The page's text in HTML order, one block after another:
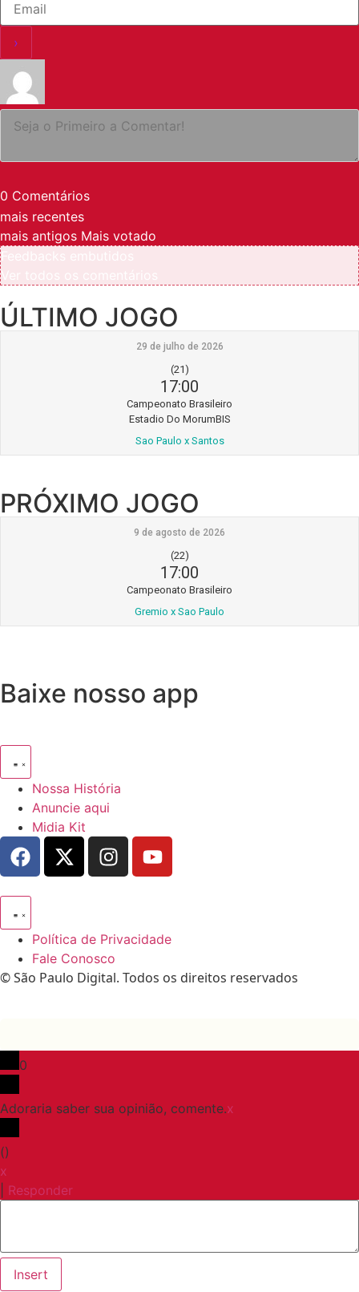
0 Comentários
mais recentes
mais antigos Mais votado
ÚLTIMO JOGO
29 de julho de 2026
(21)
17:00
Campeonato Brasileiro
Estadio Do MorumBIS
Sao Paulo x Santos
PRÓXIMO JOGO
9 de agosto de 2026
(22)
17:00
Campeonato Brasileiro
Gremio x Sao Paulo
Baixe nosso app
Nossa História
Anuncie aqui
Midia Kit
Política de Privacidade
Fale Conosco
© São Paulo Digital. Todos os direitos reservados
0
Adoraria saber sua opinião, comente.x
()
x
Responder
Insert